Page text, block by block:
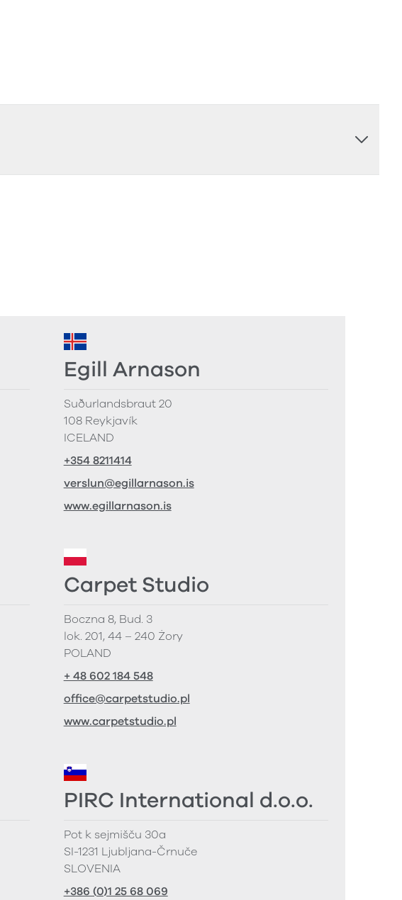
Egill Arnason
Suðurlandsbraut 20
108 Reykjavík
ICELAND
+354 8211414
verslun@egillarnason.is
www.egillarnason.is
Carpet Studio
Boczna 8, Bud. 3
lok. 201, 44 – 240 Żory
POLAND
+ 48 602 184 548
office@carpetstudio.pl
www.carpetstudio.pl
PIRC International d.o.o.
Pot k sejmišču 30a
SI-1231 Ljubljana-Črnuče
SLOVENIA
+386 (0)1 25 68 069